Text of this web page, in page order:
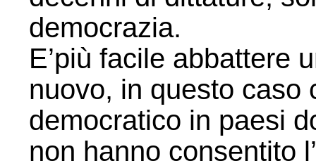
democrazia.
E’più facile abbattere
nuovo, in questo caso
democratico in paesi
non hanno consentito